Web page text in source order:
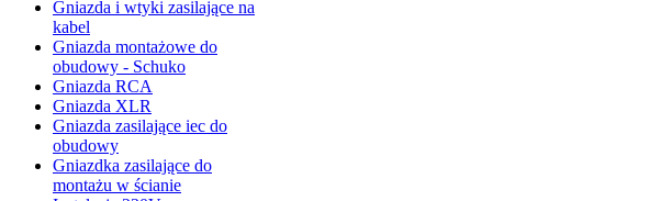
Gniazda i wtyki zasilające na
kabel
Gniazda montażowe do
obudowy - Schuko
Gniazda RCA
Gniazda XLR
Gniazda zasilające iec do
obudowy
Gniazdka zasilające do
montażu w ścianie